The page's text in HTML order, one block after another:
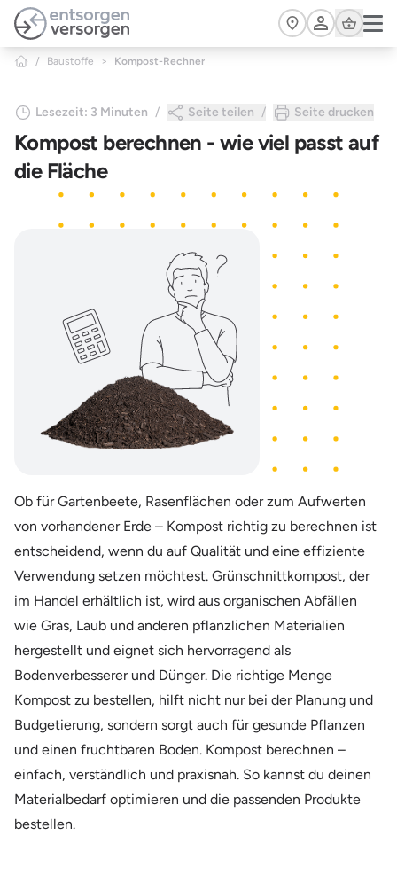
Zum Hauptinhalt springen
Cart
/ Baustoffe > Kompost-Rechner
Lesezeit: 3 Minuten Seite teilen Seite drucken
Kompost berechnen - wie viel passt auf
die Fläche
Ob für Gartenbeete, Rasenflächen oder zum Aufwerten
von vorhandener Erde – Kompost richtig zu berechnen ist
entscheidend, wenn du auf Qualität und eine effiziente
Verwendung setzen möchtest. Grünschnittkompost, der
im Handel erhältlich ist, wird aus organischen Abfällen
wie Gras, Laub und anderen pflanzlichen Materialien
hergestellt und eignet sich hervorragend als
Bodenverbesserer und Dünger. Die richtige Menge
Kompost zu bestellen, hilft nicht nur bei der Planung und
Budgetierung, sondern sorgt auch für gesunde Pflanzen
und einen fruchtbaren Boden. Kompost berechnen –
einfach, verständlich und praxisnah. So kannst du deinen
Materialbedarf optimieren und die passenden Produkte
bestellen.